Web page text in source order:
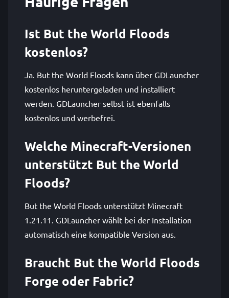
Ist But the World Floods
kostenlos?
Ja. But the World Floods kann über GDLauncher
kostenlos heruntergeladen und installiert
werden. GDLauncher selbst ist ebenfalls
kostenlos und werbefrei.
Welche Minecraft-Versionen
unterstützt But the World
Floods?
But the World Floods unterstützt Minecraft
1.21.11. GDLauncher wählt bei der Installation
automatisch eine kompatible Version aus.
Braucht But the World Floods
Forge oder Fabric?